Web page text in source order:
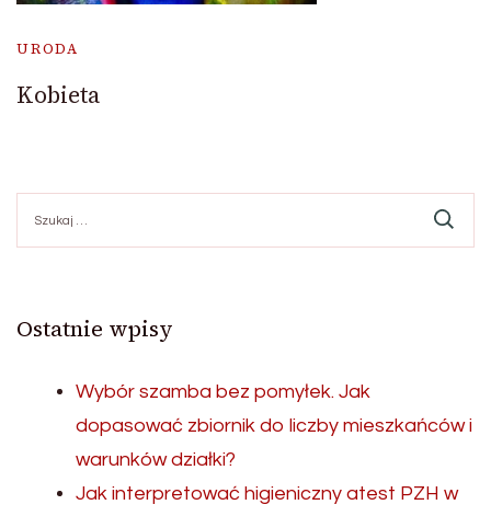
URODA
Kobieta
Ostatnie wpisy
Wybór szamba bez pomyłek. Jak
dopasować zbiornik do liczby mieszkańców i
warunków działki?
Jak interpretować higieniczny atest PZH w